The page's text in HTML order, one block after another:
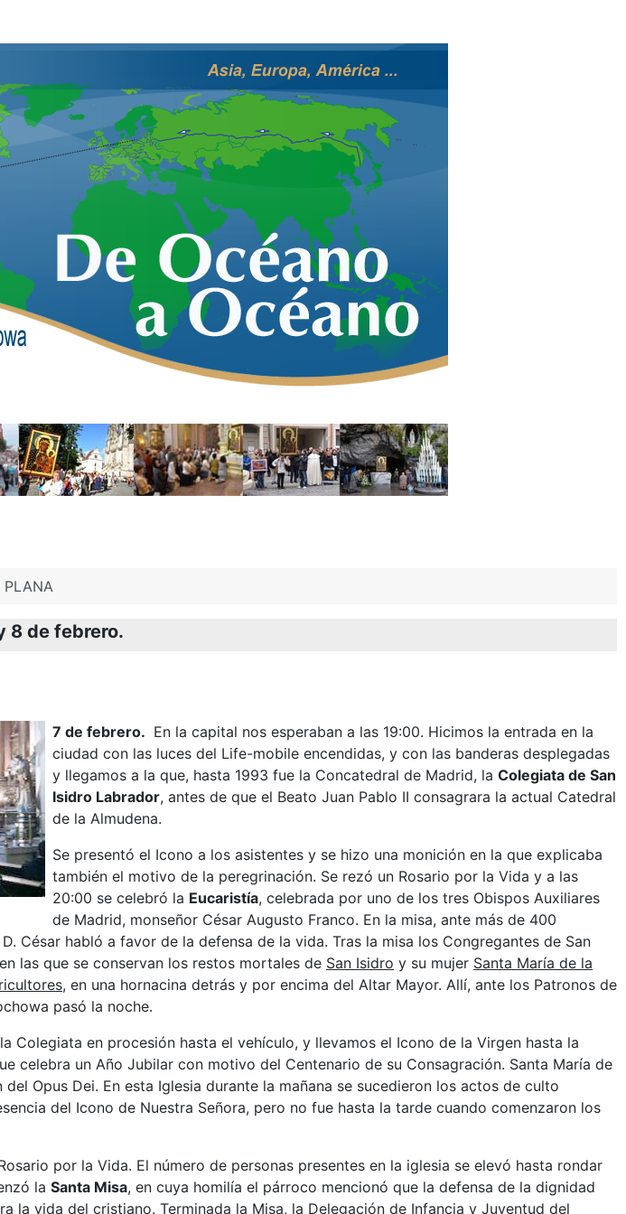
PLANA
8 de febrero.
7 de febrero. En la capital nos esperaban a las 19:00. Hicimos la entrada en la
ciudad con las luces del Life-mobile encendidas, y con las banderas desplegadas
y llegamos a la que, hasta 1993 fue la Concatedral de Madrid, la Colegiata de San
Isidro Labrador, antes de que el Beato Juan Pablo II consagrara la actual Catedral
de la Almudena.
Se presentó el Icono a los asistentes y se hizo una monición en la que explicaba
también el motivo de la peregrinación. Se rezó un Rosario por la Vida y a las
20:00 se celebró la Eucaristía, celebrada por uno de los tres Obispos Auxiliares
de Madrid, monseñor César Augusto Franco. En la misa, ante más de 400
César habló a favor de la defensa de la vida. Tras la misa los Congregantes de San
las que se conservan los restos mortales de San Isidro y su mujer Santa María de la
, en una hornacina detrás y por encima del Altar Mayor. Allí, ante los Patronos de
pasó la noche.
Colegiata en procesión hasta el vehículo, y llevamos el Icono de la Virgen hasta la
celebra un Año Jubilar con motivo del Centenario de su Consagración. Santa María de
Opus Dei. En esta Iglesia durante la mañana se sucedieron los actos de culto
del Icono de Nuestra Señora, pero no fue hasta la tarde cuando comenzaron los
por la Vida. El número de personas presentes en la iglesia se elevó hasta rondar
la Santa Misa, en cuya homilía el párroco mencionó que la defensa de la dignidad
la vida del cristiano. Terminada la Misa, la Delegación de Infancia y Juventud del